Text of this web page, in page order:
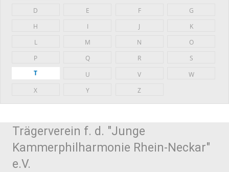
D
E F
G
H
I J
K
L
M N
O
P
Q R
S
T
U V
W
X
Y Z
Trägerverein f. d. "Junge
Kammerphilharmonie Rhein-Neckar"
e.V.